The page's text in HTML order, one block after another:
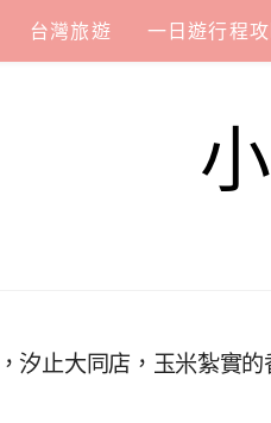
台灣旅遊 一日遊行程
，汐止大同店，玉米紮